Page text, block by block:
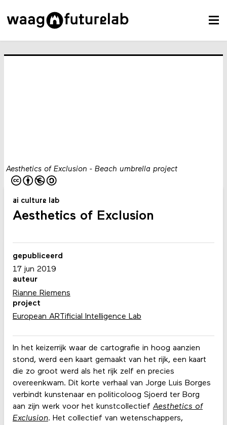
Aesthetics of Exclusion - Beach umbrella project
ai culture lab
Aesthetics of Exclusion
In het keizerrijk waar de cartografie in hoog aanzien
stond, werd een kaart gemaakt van het rijk, een kaart
die zo groot werd als het rijk zelf en precies
overeenkwam. Dit korte verhaal van Jorge Luis Borges
verbindt kunstenaar en politicoloog Sjoerd ter Borg
aan zijn werk voor het kunstcollectiefAesthetics of
Exclusion. Het collectief van wetenschappers,
gepubliceerd
17 jun 2019
auteur
Rianne Riemens
project
European ARTificial Intelligence Lab